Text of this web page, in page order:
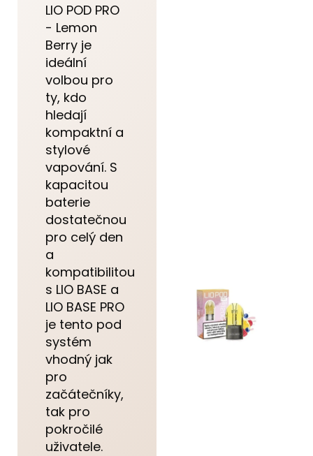
LIO POD PRO
- Lemon
Berry je
ideální
volbou pro
ty, kdo
hledají
kompaktní a
stylové
vapování. S
kapacitou
baterie
dostatečnou
pro celý den
a
kompatibilitou
s LIO BASE a
LIO BASE PRO
je tento pod
systém
vhodný jak
pro
začátečníky,
tak pro
pokročilé
uživatele.